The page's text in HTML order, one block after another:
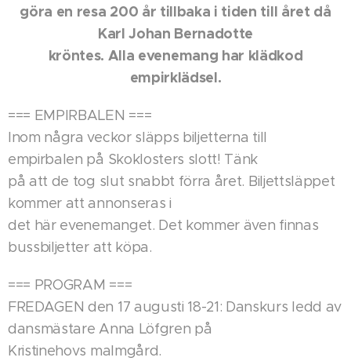
göra en resa 200 år tillbaka i tiden till året då
Karl Johan Bernadotte
kröntes. Alla evenemang har klädkod
empirklädsel.
=== EMPIRBALEN ===
Inom några veckor släpps biljetterna till
empirbalen på Skoklosters slott! Tänk
på att de tog slut snabbt förra året. Biljettsläppet
kommer att annonseras i
det här evenemanget. Det kommer även finnas
bussbiljetter att köpa.
=== PROGRAM ===
FREDAGEN den 17 augusti 18-21: Danskurs ledd av
dansmästare Anna Löfgren på
Kristinehovs malmgård.